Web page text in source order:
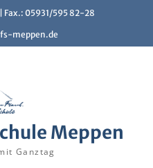
Fax.: 05931/595 82-28
meppen.de
Meppen
Ganztag